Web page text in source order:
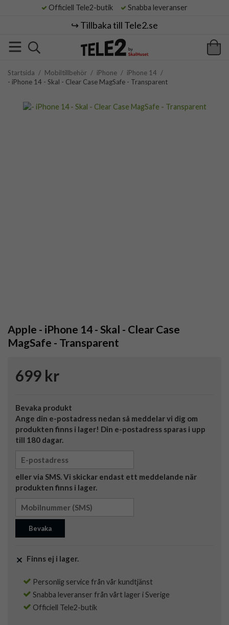
Officiell Tele2-butik Snabba leveranser
↪️ Tillbaka till Tele2.se
Startsida / Mobiltillbehör / iPhone / iPhone 14 /
- iPhone 14 - Skal - Clear Case MagSafe - Transparent
Apple - iPhone 14 - Skal - Clear Case
MagSafe - Transparent
699 kr
Bevaka produkt
Ange din e-postadress nedan så meddelar vi dig om
produkten finns i lager! Din e-postadress sparas i upp
till 180 dagar.
eller via SMS. Vi skickar endast ett meddelande när
produkten finns i lager.
Bevaka
Finns ej i lager.
Personlig service från vår kundtjänst
Snabba leveranser från vårt lager i Sverige
Officiell Tele2-butik